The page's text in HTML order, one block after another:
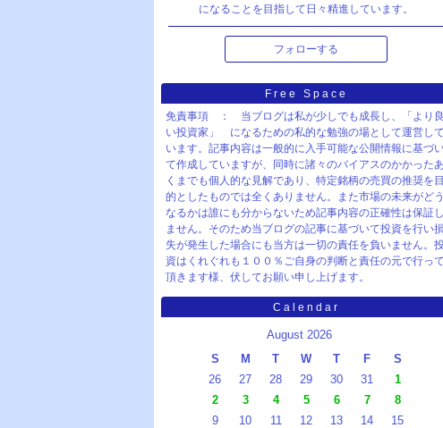
になることを目指して日々精進しています。
フォローする
Free Space
免責事項 ： 当ブログは私が少しでも成長し、「より良
い投資家」 になるための私的な勉強の場として運営して
います。記事内容は一般的に入手可能な公開情報に基づ
て作成していますが、同時に諸々のバイアスのかかったあ
くまでも個人的な見解であり、特定銘柄の売買の推奨を目
的としたものでは全くありません。また市場の未来がどう
なるかは誰にも分からないため記事内容の正確性は保証し
ません。そのため当ブログの記事に基づいて投資を行い損
失が発生した場合にも当方は一切の責任を負いません。
資はくれぐれも１００％ご自身の判断と責任の元で行って
頂きます様、伏してお願い申し上げます。
Calendar
August 2026
S
M T W T F
S
26
27 28 29 30 31
1
2
3 4 5 6 7
8
9
10 11 12 13 14
15